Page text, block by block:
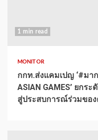
1 min read
MONITOR
กกท.ส่งแคมเปญ ‘#มา
ASIAN GAMES’ ยกร
สู่ประสบการณ์ร่วมขอ